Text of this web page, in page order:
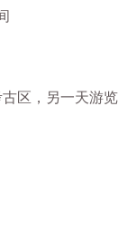
区，另一天游览